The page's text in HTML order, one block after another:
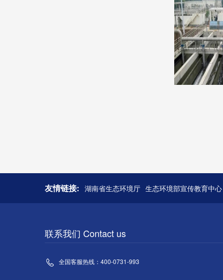
友情链接: 湖南省生态环境厅 生态环境部宣传教育中心
联系我们 Contact us
全国客服热线：400-0731-993